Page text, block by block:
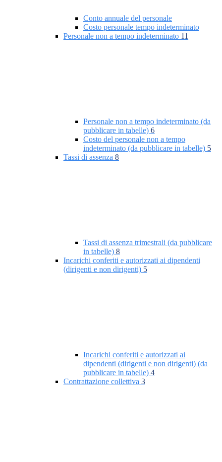
Conto annuale del personale
Costo personale tempo indeterminato
Personale non a tempo indeterminato 11
Personale non a tempo indeterminato (da
pubblicare in tabelle) 6
Costo del personale non a tempo
indeterminato (da pubblicare in tabelle) 5
Tassi di assenza 8
Tassi di assenza trimestrali (da pubblicare
in tabelle) 8
Incarichi conferiti e autorizzati ai dipendenti
(dirigenti e non dirigenti) 5
Incarichi conferiti e autorizzati ai
dipendenti (dirigenti e non dirigenti) (da
pubblicare in tabelle) 4
Contrattazione collettiva 3